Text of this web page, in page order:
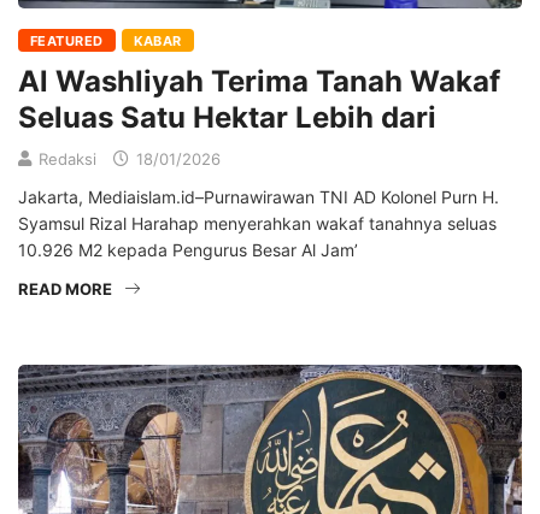
FEATURED KABAR
Al Washliyah Terima Tanah Wakaf
Seluas Satu Hektar Lebih dari
Redaksi 18/01/2026
Jakarta, Mediaislam.id–Purnawirawan TNI AD Kolonel Purn H.
Syamsul Rizal Harahap menyerahkan wakaf tanahnya seluas
10.926 M2 kepada Pengurus Besar Al Jam’
READ MORE